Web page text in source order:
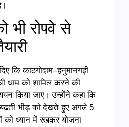
भी रोपवे से
कि काठगोदाम–हनुमानगढ़ी
धाम को शामिल करने की
किया जाए। उन्होंने कहा कि
भीड़ को देखते हुए अगले 5
को ध्यान में रखकर योजना